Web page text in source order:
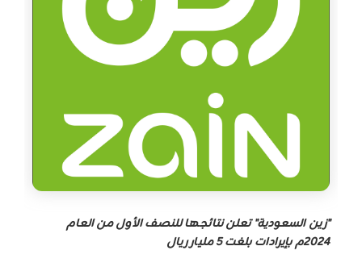
"زين السعودية" تعلن نتائجها للنصف الأول من العام
2024م بإيرادات بلغت 5 مليار ريال